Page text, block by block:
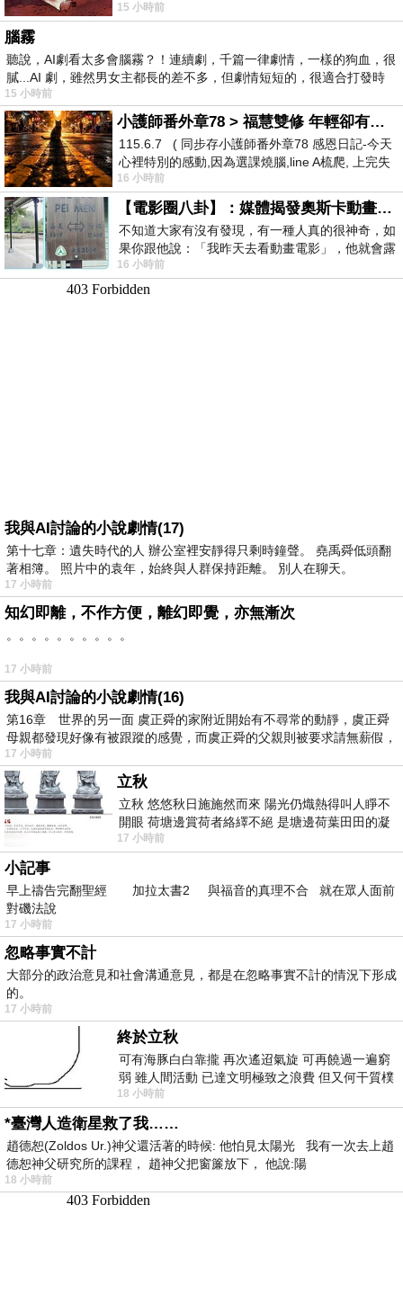
驚世駭俗的神通法門 也未必讀
15 小時前
腦霧
聽說，AI劇看太多會腦霧？！連續劇，千篇一律劇情，一樣的狗血，很
膩...AI 劇，雖然男女主都長的差不多，但劇情短短的，很適合打發時
15 小時前
小護師番外章78 > 福慧雙修 年輕卻有個老靈魂 ㄑ金剛經〉podcast
115.6.7 ( 同步存小護師番外章78 感恩日記-今天
心裡特別的感動,因為選課燒腦,line A梳爬, 上完失
智課的她,特來傾
16 小時前
【電影圈八卦】：媒體揭發奧斯卡動畫項目投票醜聞！好萊塢為什麼看不起動畫電影？
不知道大家有沒有發現，有一種人真的很神奇，如
果你跟他說：「我昨天去看動畫電影」，他就會露
出一種慈祥的微笑，然後問你是不是陪小
16 小時前
我與AI討論的小說劇情(17)
第十七章：遺失時代的人 辦公室裡安靜得只剩時鐘聲。 堯禹舜低頭翻
著相簿。 照片中的袁年，始終與人群保持距離。 別人在聊天。
17 小時前
知幻即離，不作方便，離幻即覺，亦無漸次
。。。。。。。。。。
17 小時前
我與AI討論的小說劇情(16)
第16章 世界的另一面 虞正舜的家附近開始有不尋常的動靜，虞正舜
母親都發現好像有被跟蹤的感覺，而虞正舜的父親則被要求請無薪假，
17 小時前
立秋
立秋 悠悠秋日施施然而來 陽光仍熾熱得叫人睜不
開眼 荷塘邊賞荷者絡繹不絕 是塘邊荷葉田田的凝
望 風中飄逸的是映日荷花別樣紅
17 小時前
小記事
早上禱告完翻聖經 加拉太書2 與福音的真理不合 就在眾人面前
對磯法說
17 小時前
忽略事實不計
大部分的政治意見和社會溝通意見，都是在忽略事實不計的情況下形成
的。
17 小時前
終於立秋
可有海豚白白靠攏 再次遙迢氣旋 可再饒過一遍窮
弱 雖人間活動 已達文明極致之浪費 但又何干質樸
者 只能白白陪葬
18 小時前
*臺灣人造衛星救了我……
趙德恕(Zoldos Ur.)神父還活著的時候: 他怕見太陽光 我有一次去上趙
德恕神父研究所的課程， 趙神父把窗簾放下， 他說:陽
18 小時前